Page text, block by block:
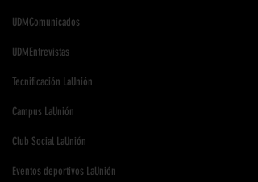
UDMComunicados
UDMEntrevistas
Tecnificación LaUnión
Campus LaUnión
Club Social LaUnión
Eventos deportivos LaUnión